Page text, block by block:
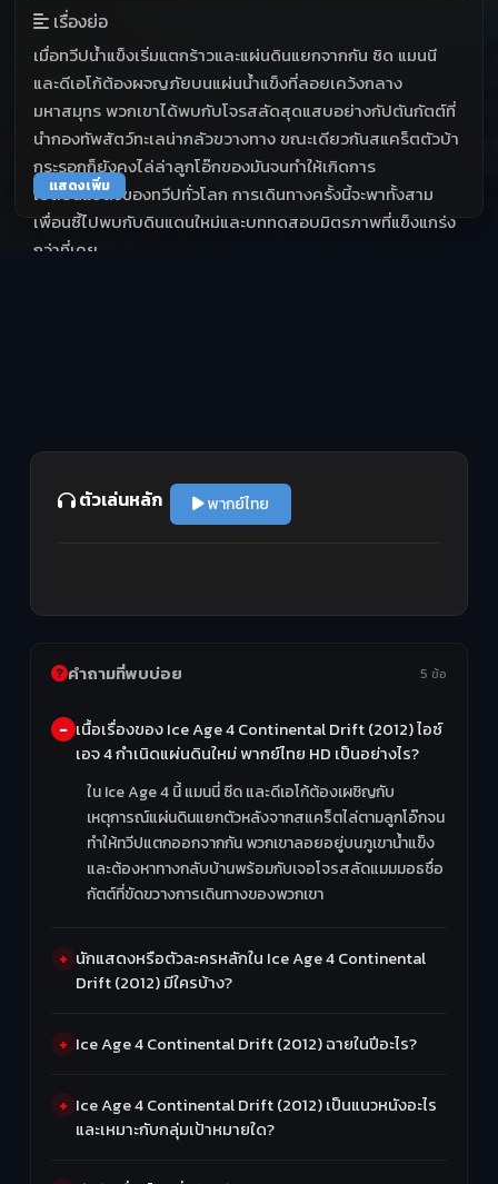
เรื่องย่อ
เมื่อทวีปน้ำแข็งเริ่มแตกร้าวและแผ่นดินแยกจากกัน ซิด แมนนี
และดีเอโก้ต้องผจญภัยบนแผ่นน้ำแข็งที่ลอยเคว้งกลาง
มหาสมุทร พวกเขาได้พบกับโจรสลัดสุดแสบอย่างกัปตันกัตต์ที่
นำกองทัพสัตว์ทะเลน่ากลัวขวางทาง ขณะเดียวกันสแคร็ตตัวบ้า
กระรอกก็ยังคงไล่ล่าลูกโอ๊กของมันจนทำให้เกิดการ
เปลี่ยนแปลงของทวีปทั่วโลก การเดินทางครั้งนี้จะพาทั้งสาม
เพื่อนซี้ไปพบกับดินแดนใหม่และบททดสอบมิตรภาพที่แข็งแกร่ง
กว่าที่เคย
แสดงเพิ่ม
ตัวเล่นหลัก พากย์ไทย
คำถามที่พบบ่อย 5 ข้อ
เนื้อเรื่องของ Ice Age 4 Continental Drift (2012) ไอซ์
เอจ 4 กำเนิดแผ่นดินใหม่ พากย์ไทย HD เป็นอย่างไร?
ใน Ice Age 4 นี้ แมนนี่ ซีด และดีเอโก้ต้องเผชิญกับ
เหตุการณ์แผ่นดินแยกตัวหลังจากสแคร็ตไล่ตามลูกโอ๊กจน
ทำให้ทวีปแตกออกจากกัน พวกเขาลอยอยู่บนภูเขาน้ำแข็ง
และต้องหาทางกลับบ้านพร้อมกับเจอโจรสลัดแมมมอธชื่อ
กัตต์ที่ขัดขวางการเดินทางของพวกเขา
นักแสดงหรือตัวละครหลักใน Ice Age 4 Continental
Drift (2012) มีใครบ้าง?
Ice Age 4 Continental Drift (2012) ฉายในปีอะไร?
Ice Age 4 Continental Drift (2012) เป็นแนวหนังอะไร
และเหมาะกับกลุ่มเป้าหมายใด?